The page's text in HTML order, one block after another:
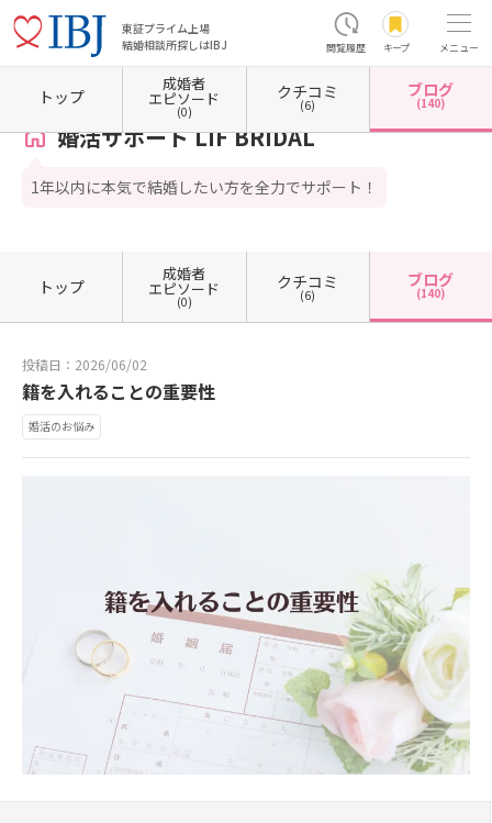
東証プライム上場
結婚相談所探しはIBJ
閲覧履歴 キープ メニュー
ホーム 岐阜県の結婚相談所 岐阜県岐阜市 婚活サポート LIF BRIDAL カウンセラーブ
婚活サポート LIF BRIDAL
1年以内に本気で結婚したい方を全力でサポート！
トップ
成婚者
エピソード
(0)
クチコミ
(6)
ブログ
(140)
トップ
成婚者
エピソード
(0)
クチコミ
(6)
ブログ
(140)
投稿日：2026/06/02
籍を入れることの重要性
婚活のお悩み